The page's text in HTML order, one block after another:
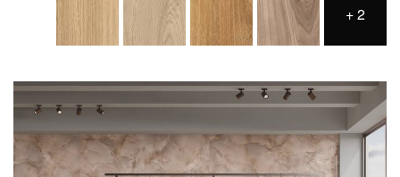
+2